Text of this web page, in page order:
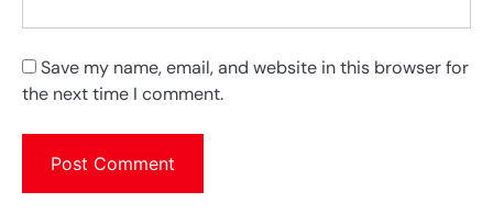
Save my name, email, and website in this browser for
the next time I comment.